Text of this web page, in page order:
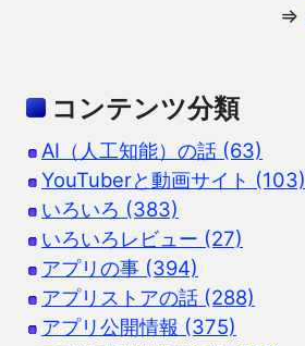
⇒
コンテンツ分類
AI（人工知能）の話 (63)
YouTuberと動画サイト (103)
いろいろ (383)
いろいろレビュー (27)
アプリの事 (394)
アプリストアの話 (288)
アプリ公開情報 (375)